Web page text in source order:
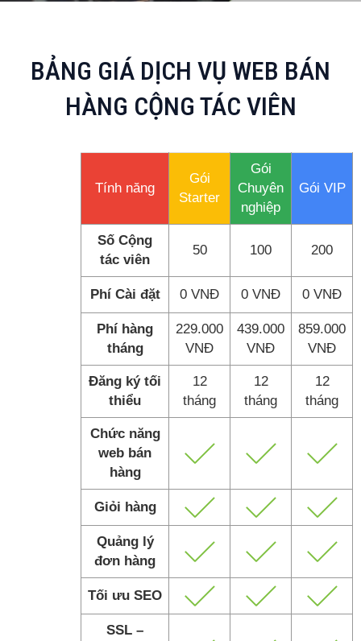
BẢNG GIÁ DỊCH VỤ WEB BÁN
HÀNG CỘNG TÁC VIÊN
Tính năng
Gói
Starter
Gói
Chuyên
nghiệp
Gói VIP
Số Cộng
tác viên
50 100 200
Phí Cài đặt 0 VNĐ 0 VNĐ 0 VNĐ
Phí hàng
tháng
229.000
VNĐ
439.000
VNĐ
859.000
VNĐ
Đăng ký tối
thiểu
12
tháng
12
tháng
12
tháng
Chức năng
web bán
hàng
Giỏi hàng
Quảng lý
đơn hàng
Tối ưu SEO
SSL –